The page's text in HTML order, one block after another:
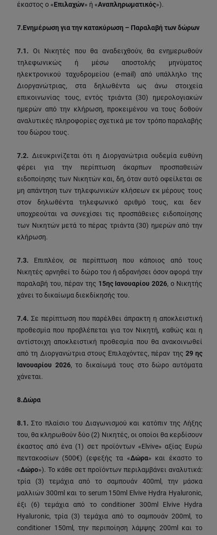
έκαστος ο «Επιλαχών» ή «Αναπληρωματικός»).
7.Ενημέρωση για την κατακύρωση – Παραλαβή των δώρων
7.1. Οι Νικητές που θα αναδειχθούν, θα ενημερωθούν
τηλεφωνικώς ή μέσω αποστολής μηνύματος
ηλεκτρονικού ταχυδρομείου (e-mail) από υπάλληλο της
Διοργανώτριας, στα δηλωθέντα ως άνω στοιχεία
επικοινωνίας τους, εντός τριάντα (30) ημερολογιακών
ημερών από την κλήρωση, προκειμένου να τους δοθούν
αναλυτικές πληροφορίες σχετικά με τον τρόπο παραλαβής
του δώρου τους.
7.2. Διευκρινίζεται ότι η Διοργανώτρια ουδεμία ευθύνη
φέρει για την περίπτωση άκαρπων προσπαθειών
ειδοποίησης των Νικητών και, δη, όταν αυτό οφείλεται σε
μη απάντηση των τηλεφωνικών κλήσεων εκ μέρους τους
στον δηλωθέντα τηλεφωνικό αριθμό τους, και δεν
υποχρεούται να συνεχίσει τις προσπάθειες ειδοποίησης
των Νικητών μετά το πέρας τριάντα (30) ημερών από την
κλήρωση.
7.3. Επιπλέον, σε περίπτωση που κάποιος από τους
Νικητές αρνηθεί το δώρο του ή αδρανήσει όσον αφορά την
παραλαβή του, πέραν της 15ης Ιανουαρίου 2026, ο Νικητής
χάνει το δικαίωμα διεκδίκησής του.
7.4. Σε περίπτωση που παρέλθει άπρακτη η αποκλειστική
προθεσμία που προβλέπεται για τον Νικητή, καθώς και η
αντίστοιχη αποκλειστική προθεσμία που θα ανακοινωθεί
από τη Διοργανώτρια στους Επιλαχόντες, πέραν της 29 ης
Ιανουαρίου 2026, το δικαίωμά τους στο δώρο αυτόματα
χάνεται.
8.Δώρα
8.1. Στο πλαίσιο του Διαγωνισμού και κατόπιν της Λήξης
του, θα κληρωθούν δύο (2) Νικητές, οι οποίοι θα κερδίσουν
έκαστος από ένα (1) σετ προϊόντων «Elvive» αξίας Ευρώ
πεντακοσίων (500€) (εφεξής τα «Δώρα» και έκαστο το
«Δώρο»). Το κάθε σετ προϊόντων περιλαμβάνει αναλυτικά:
τρία (3) τεμάχια από το σαμπουάν 400ml, την μάσκα
μαλλιών 300ml και το serum 150ml Elvive Hydra Hyaluronic,
έξι (6) τεμάχια από το conditioner 300ml Elvive Hydra
Hyaluronic, τρία (3) τεμάχια από το σαμπουάν 200ml, το
conditioner 150ml, την περιποίηση λάμψης 200ml και το